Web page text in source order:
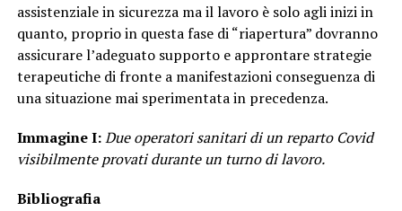
assistenziale in sicurezza ma il lavoro è solo agli inizi in
quanto, proprio in questa fase di “riapertura” dovranno
assicurare l’adeguato supporto e approntare strategie
terapeutiche di fronte a manifestazioni conseguenza di
una situazione mai sperimentata in precedenza.
Immagine I:Due operatori sanitari di un reparto Covid
visibilmente provati durante un turno di lavoro.
Bibliografia